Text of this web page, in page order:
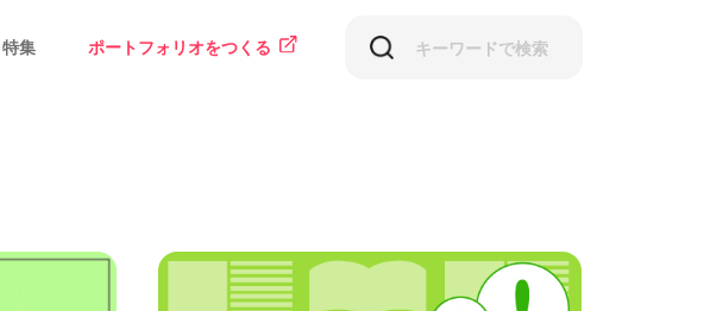
特集 ポートフォリオをつくる